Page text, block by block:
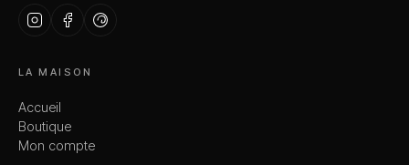
LA MAISON
Accueil
Boutique
Mon compte